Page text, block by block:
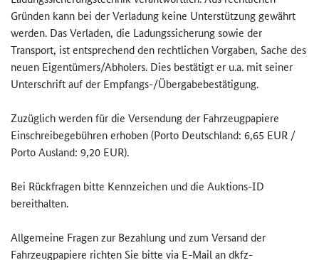
Gründen kann bei der Verladung keine Unterstützung gewährt
werden. Das Verladen, die Ladungssicherung sowie der
Transport, ist entsprechend den rechtlichen Vorgaben, Sache des
neuen Eigentümers/Abholers. Dies bestätigt er u.a. mit seiner
Unterschrift auf der Empfangs-/Übergabebestätigung.
Zuzüglich werden für die Versendung der Fahrzeugpapiere
Einschreibegebühren erhoben (Porto Deutschland: 6,65 EUR /
Porto Ausland: 9,20 EUR).
Bei Rückfragen bitte Kennzeichen und die Auktions-ID
bereithalten.
Allgemeine Fragen zur Bezahlung und zum Versand der
Fahrzeugpapiere richten Sie bitte via E-Mail an dkfz-